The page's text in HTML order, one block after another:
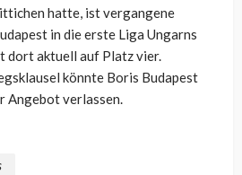
hatte, ist vergangene
in die erste Liga Ungarns
dort aktuell auf Platz vier.
könnte Boris Budapest
Angebot verlassen.